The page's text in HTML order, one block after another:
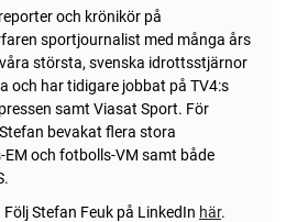
och krönikör på
sportjournalist med många års
största, svenska idrottsstjärnor
och har tidigare jobbat på TV4:s
samt Viasat Sport. För
bevakat flera stora
och fotbolls-VM samt både
Följ Stefan Feuk på LinkedIn här.